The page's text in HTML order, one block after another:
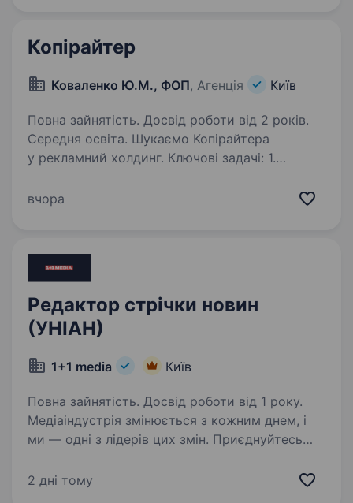
Копірайтер
Коваленко Ю.М., ФОП, Агенція Київ
Повна зайнятість. Досвід роботи від 2 років.
Середня освіта. Шукаємо Копірайтера
у рекламний холдинг. Ключові задачі: 1.
360, креативних концепцій для комерційних
вчора
Редактор стрічки новин
(УНІАН)
1+1 media Київ
Повна зайнятість. Досвід роботи від 1 року.
Медіаіндустрія змінюється з кожним днем, і
ми — одні з лідерів цих змін. Приєднуйтесь
стандарти галузі й творять майбутнє медіа
2 дні тому